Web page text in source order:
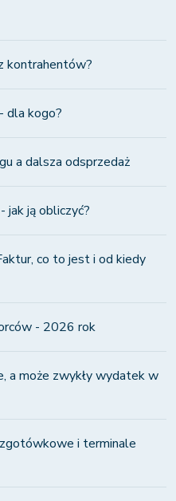
kontrahentów?
dla kogo?
a dalsza odsprzedaż
jak ją obliczyć?
co to jest i od kiedy
- 2026 rok
a może zwykły wydatek w
i terminale